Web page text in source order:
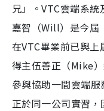
兄」。VTC雲端系
嘉智（Will）是今屆
在VTC畢業前已與
得主伍善正（Mike
參與協助一間雲端
正於同一公司實習，